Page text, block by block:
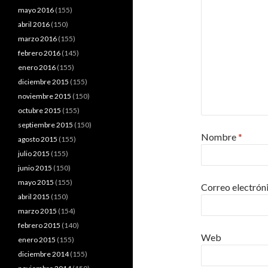
Nombre*
Correo
Web
mayo 2016 (155)
abril 2016 (150)
marzo 2016 (155)
febrero 2016 (145)
enero 2016 (155)
diciembre 2015 (155)
noviembre 2015 (150)
octubre 2015 (155)
septiembre 2015 (150)
agosto 2015 (155)
julio 2015 (155)
junio 2015 (150)
mayo 2015 (155)
abril 2015 (150)
marzo 2015 (154)
febrero 2015 (140)
enero 2015 (155)
diciembre 2014(155)